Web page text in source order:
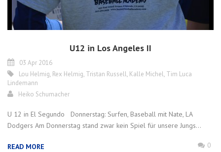
U12 in Los Angeles II
03 Apr 2016
Lou Helmig, Rex Helmig, Tristan Russell, Kalle Michel, Tim Luca
Lindemann
Heiko Schumacher
U 12 in El Segundo Donnerstag: Surfen, Baseball mit Nate, LA
Dodgers Am Donnerstag stand zwar kein Spiel für unsere Jungs...
READ MORE 0